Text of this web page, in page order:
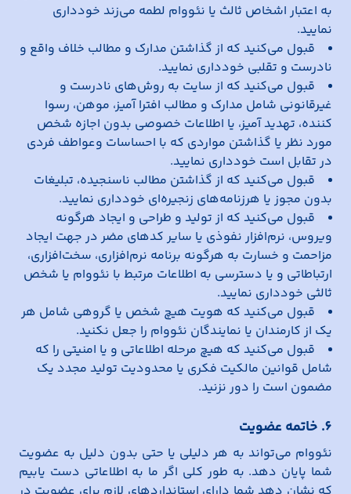
به اعتبار اشخاص ثالث یا نئووام لطمه می‌زند خودداری
نمایید.
قبول می‌کنید که از گذاشتن مدارک و مطالب خلاف واقع و
نادرست و تقلبی خودداری نمایید.
قبول می‌کنید که از سایت به روش‌های نادرست و
غیرقانونی شامل مدارک و مطالب افترا آمیز، موهن، رسوا
کننده، تهدید آمیز، یا اطلاعات خصوصی بدون اجازه شخص
مورد نظر یا گذاشتن مواردی که با احساسات وعواطف فردی
در تقابل است خودداری نمایید.
قبول می‌کنید که از گذاشتن مطالب ناسنجیده، تبلیغات
بدون مجوز یا هرزنامه‌های زنجیره‌ای خودداری نمایید.
قبول می‌کنید که از تولید و طراحی و ایجاد هرگونه
ویروس، نرم‌افزار نفوذی یا سایر کدهای مضر در جهت ایجاد
مزاحمت و خسارت به هرگونه برنامه نرم‌افزاری، سخت‌افزاری،
ارتباطاتی و یا دسترسی به اطلاعات مرتبط با نئووام یا شخص
ثالثی خودداری نمایید.
قبول می‌کنید که هویت هیچ شخص یا گروهی شامل هر
یک از کارمندان یا نمایندگان نئووام را جعل نکنید.
قبول می‌کنید که هیچ مرحله اطلاعاتی و یا امنیتی را که
شامل قوانین مالکیت فکری یا محدودیت تولید مجدد یک
مضمون است را دور نزنید.
6. خاتمه عضویت
نئووام می‌تواند به هر دلیلی یا حتی بدون دلیل به عضویت
شما پایان دهد. به طور کلی اگر ما به اطلاعاتی دست یابیم